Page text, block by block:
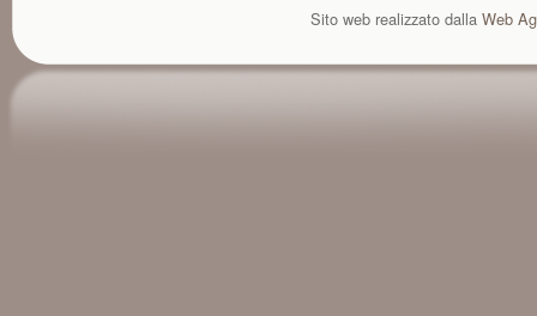
Sito web realizzato dalla Web